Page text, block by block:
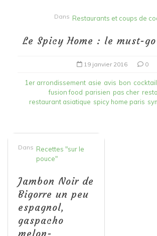
Dans Restaurants et coups de
Le Spicy Home : le must-
19 janvier 2016 0
1er arrondissement asie avis bon cocktail
fusion food parisien pas cher
restaurant asiatique spicy home paris
Dans Recettes "sur le
pouce"
Jambon Noir de
Bigorre un peu
espagnol,
gaspacho
melon-